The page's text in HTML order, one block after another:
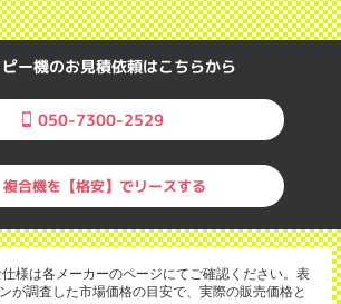
ー機のお見積依頼はこちらから
050-7300-2529
複合機を【格安】でリースする
様は各メーカーのページにてご確認ください。表
が調査した市場価格の目安で、実際の販売価格と